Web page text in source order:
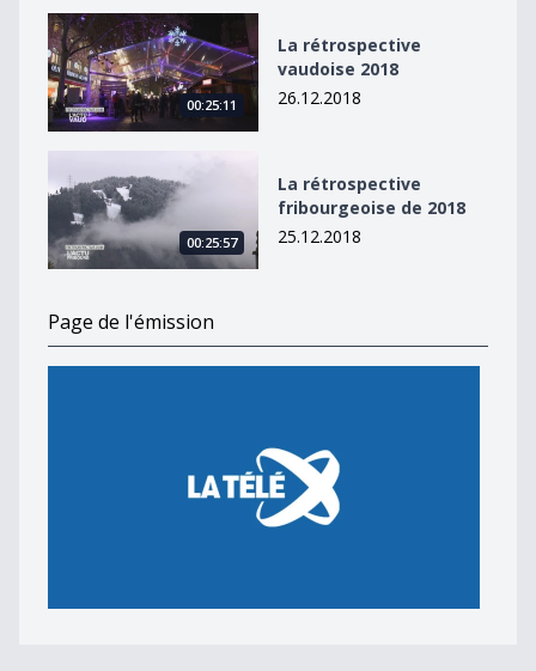
La rétrospective vaudoise 2018
00:25:11
La rétrospective
vaudoise 2018
26.12.2018
00:25:57
La rétrospective
fribourgeoise de 2018
25.12.2018
Page de l'émission